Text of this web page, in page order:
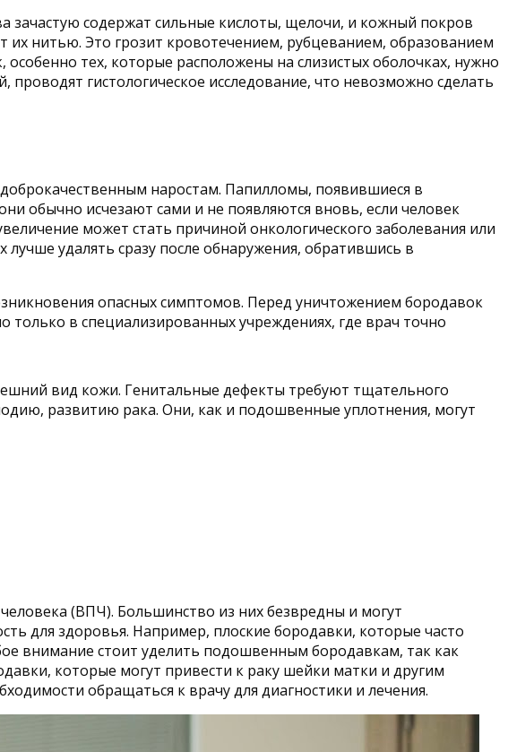
зачастую содержат сильные кислоты, щелочи, и кожный покров
нитью. Это грозит кровотечением, рубцеванием, образованием
тех, которые расположены на слизистых оболочках, нужно
гистологическое исследование, что невозможно сделать
наростам. Папилломы, появившиеся в
обычно исчезают сами и не появляются вновь, если человек
может стать причиной онкологического заболевания или
удалять сразу после обнаружения, обратившись в
опасных симптомов. Перед уничтожением бородавок
в специализированных учреждениях, где врач точно
вид кожи. Генитальные дефекты требуют тщательного
развитию рака. Они, как и подошвенные уплотнения, могут
(ВПЧ). Большинство из них безвредны и могут
для здоровья. Например, плоские бородавки, которые часто
внимание стоит уделить подошвенным бородавкам, так как
которые могут привести к раку шейки матки и другим
обращаться к врачу для диагностики и лечения.